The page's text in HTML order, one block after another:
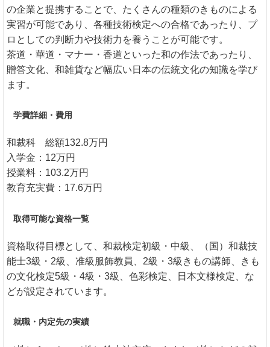
の企業と提携することで、たくさんの種類のきものによる
実習が可能であり、各種技術検定への合格であったり、プ
ロとしての判断力や技術力を養うことが可能です。
茶道・華道・マナー・香道といった和の作法であったり、
贈答文化、和雑貨など幅広い日本の伝統文化の知識を学び
ます。
学費詳細・費用
和裁科 総額132.8万円
入学金：12万円
授業料：103.2万円
教育充実費：17.6万円
取得可能な資格一覧
資格取得目標として、和裁検定初級・中級、（国）和裁技
能士3級・2級、准級服飾教員、2級・3級きもの講師、きも
の文化検定5級・4級・3級、色彩検定、日本文様検定、な
どが設定されています。
就職・内定先の実績